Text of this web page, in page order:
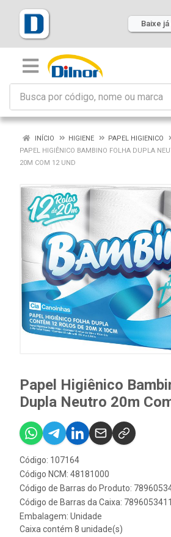
Baixe
INÍCIO HIGIENE
PAPEL HIGIENICO
PAPEL HIGIÊNICO BAMBINO FOLHA DUPLA
20M COM 12 UND
Papel Higiênico
Dupla Neutro 20m
Código: 107164
Código NCM: 48181000
Código de Barras do Produto:
Código de Barras da Caixa:
Embalagem: Unidade
Caixa contém 8 unidade(s)